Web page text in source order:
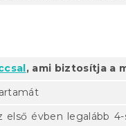
, ami biztosítja a
első évben legalább